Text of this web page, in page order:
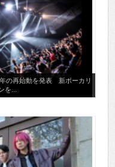
の再始動を発表 新ボーカリ
を...